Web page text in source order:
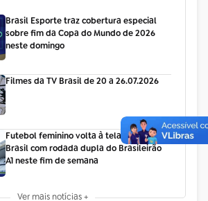
Brasil Esporte traz cobertura especial
sobre fim da Copa do Mundo de 2026
neste domingo
Filmes da TV Brasil de 20 a 26.07.2026
Futebol feminino volta à tela da TV
Brasil com rodada dupla do Brasileirão
A1 neste fim de semana
Ver mais notícias +